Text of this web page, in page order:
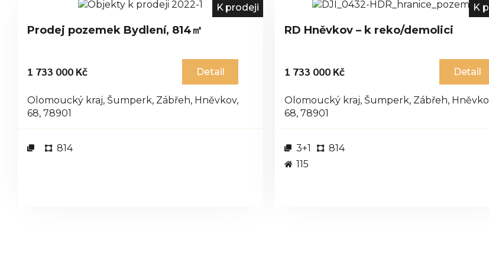
Prodej pozemek Bydlení, 814㎡
1 733 000 Kč Detail
Olomoucký kraj, Šumperk, Zábřeh, Hněvkov,
68, 78901
K prodeji
814
RD Hněvkov – k reko/demolici
1 733 000 Kč Detail
Olomoucký kraj, Šumperk, Zábřeh,
68, 78901
K
3+1
814
115